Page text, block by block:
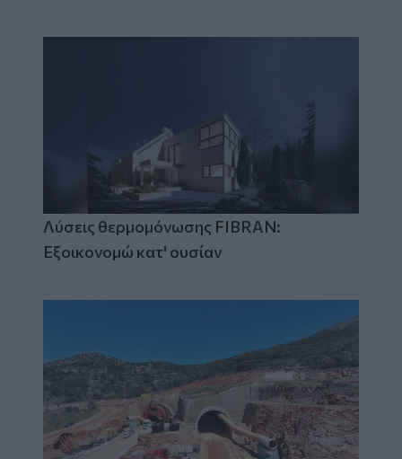
Λύσεις θερμομόνωσης FIBRAN:
Εξοικονομώ κατ' ουσίαν